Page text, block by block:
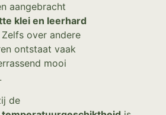
aangebracht
klei en leerhard
Zelfs over andere
ontstaat vaak
mooi
de